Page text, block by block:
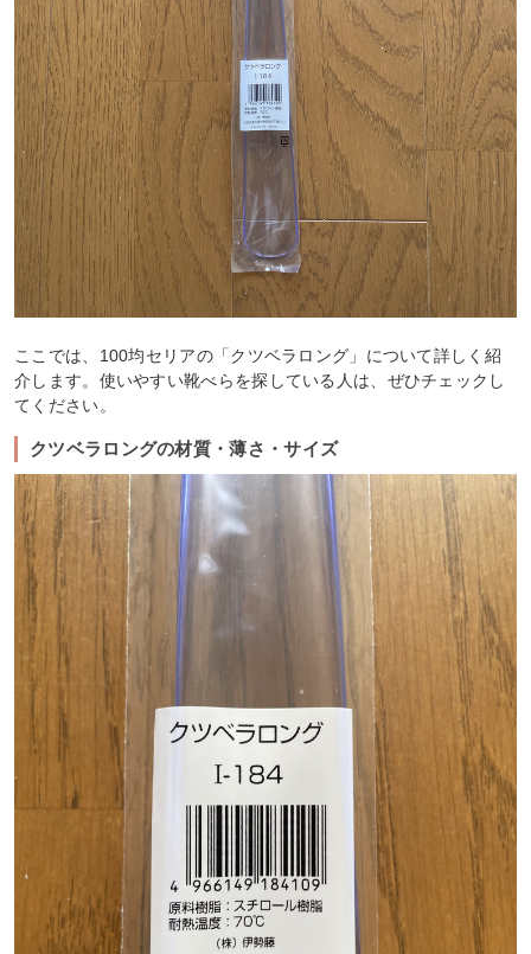
ここでは、100均セリアの「クツベラロング」について詳しく紹
介します。使いやすい靴べらを探している人は、ぜひチェックし
てください。
クツベラロングの材質・薄さ・サイズ